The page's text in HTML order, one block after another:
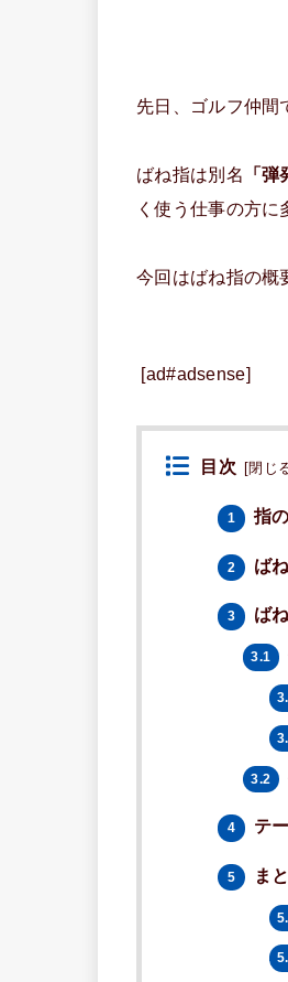
先日、ゴルフ仲間
ばね指は別名 「
く使う仕事の方に
今回はばね指の概
[ad#adsense]
目次 閉じ
1 指
2 ば
3 ば
3.1
3.2
4 テ
5 ま